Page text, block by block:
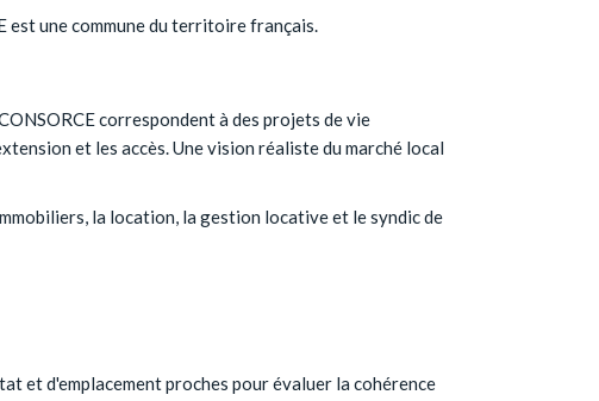
est une commune du territoire français.
correspondent à des projets de vie
et les accès. Une vision réaliste du marché local
la location, la gestion locative et le syndic de
et d'emplacement proches pour évaluer la cohérence